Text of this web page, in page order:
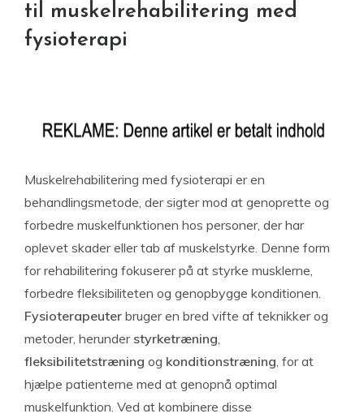
til muskelrehabilitering med
fysioterapi
Muskelrehabilitering med fysioterapi er en
behandlingsmetode, der sigter mod at genoprette og
forbedre muskelfunktionen hos personer, der har
oplevet skader eller tab af muskelstyrke. Denne form
for rehabilitering fokuserer på at styrke musklerne,
forbedre fleksibiliteten og genopbygge konditionen.
Fysioterapeuter bruger en bred vifte af teknikker og
metoder, herunder styrketræning,
fleksibilitetstræning og konditionstræning, for at
hjælpe patienterne med at genopnå optimal
muskelfunktion. Ved at kombinere disse